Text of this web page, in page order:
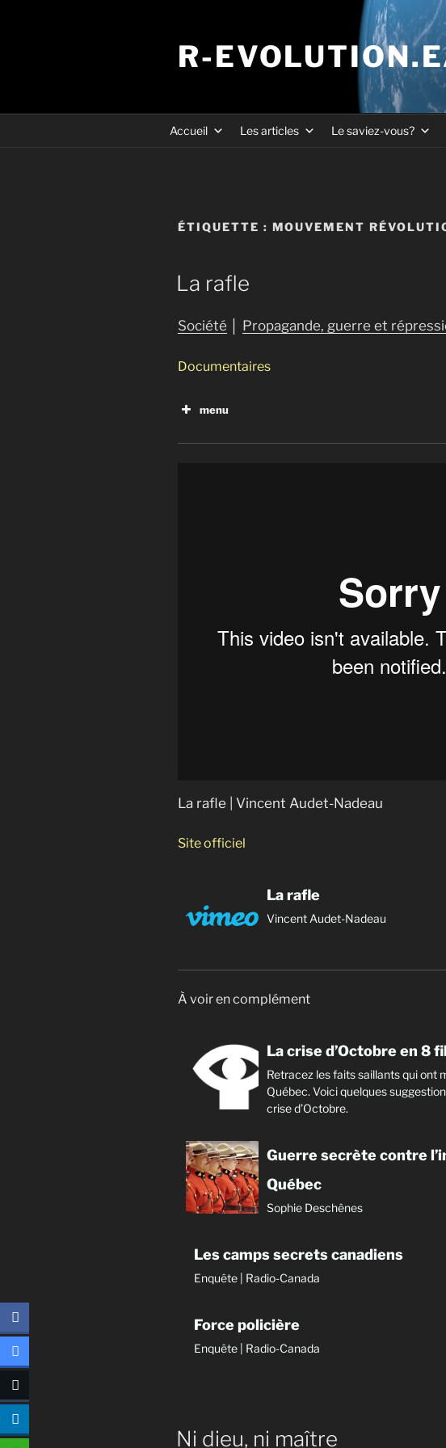
R-
Accueil Les articles Le saviez-vous?
ÉTIQUETTE : MOUVEMENT
La rafle
Société Propagande, guerre et
Documentaires
menu
La rafle | Vincent Audet-Nadeau
Site officiel
La rafle
Vincent Audet-Nadeau
À voir en complément
La crise d’Octobre en 8
Retracez les faits saillants qui ont
Québec. Voici quelques
crise d’Octobre.
Guerre secrète contre
Québec
Sophie Deschênes
Les camps secrets canadiens
Enquête | Radio-Canada
Force policière
Enquête | Radio-Canada
Ni dieu, ni maître